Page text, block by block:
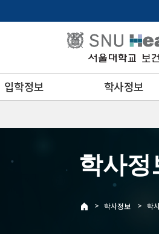
입학정보 학사정보
학사정
> 학사정보 > 학